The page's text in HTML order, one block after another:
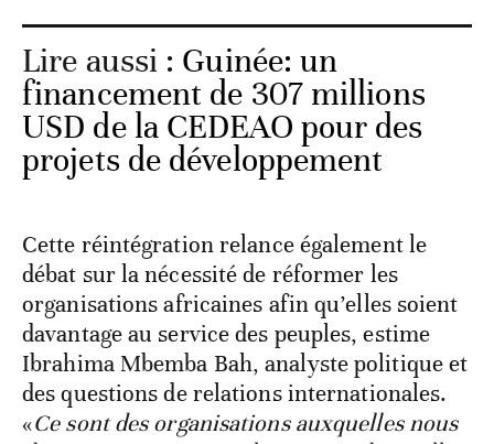
Lire aussi : Guinée: un
financement de 307 millions
USD de la CEDEAO pour des
projets de développement
Cette réintégration relance également le
débat sur la nécessité de réformer les
organisations africaines afin qu’elles soient
davantage au service des peuples, estime
Ibrahima Mbemba Bah, analyste politique et
des questions de relations internationales.
«Ce sont des organisations auxquelles nous